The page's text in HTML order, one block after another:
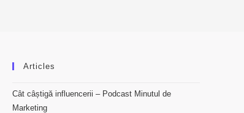
Articles
Cât câștigă influencerii – Podcast Minutul de
Marketing